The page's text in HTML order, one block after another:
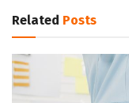
Related Posts